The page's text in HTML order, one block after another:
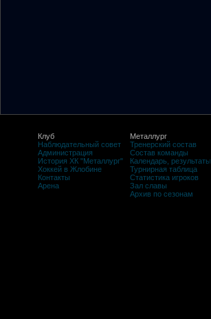
Клуб
Наблюдательный совет
Администрация
История ХК "Металлург"
Хоккей в Жлобине
Контакты
Арена
Металлург
Тренерский состав
Состав команды
Календарь, результаты
Турнирная таблица
Статистика игроков
Зал славы
Архив по сезонам